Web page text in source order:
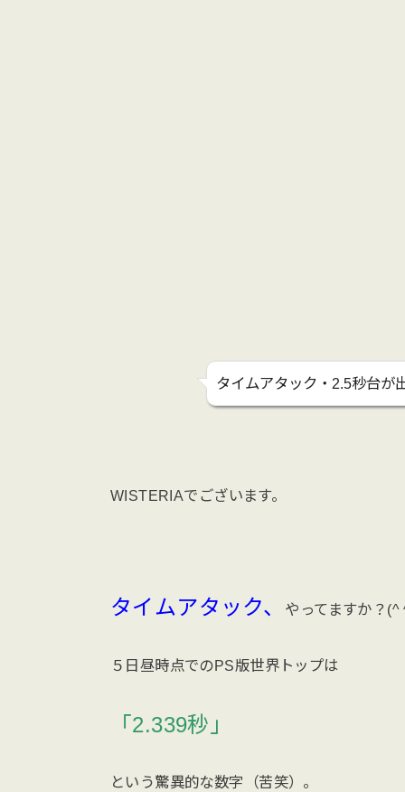
タイムアタック・2.5秒台が
WISTERIAでございます。
タイムアタック、 やってますか？(^
５日昼時点でのPS版世界トップは
「2.339秒」
という驚異的な数字（苦笑）。